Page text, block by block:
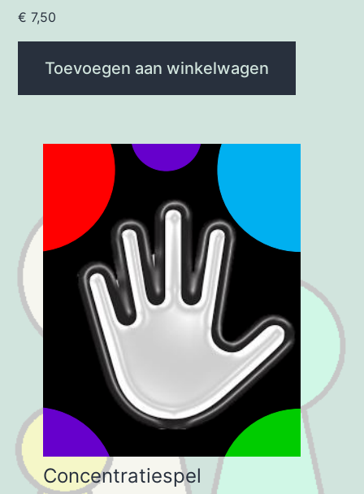
€ 7,50
Toevoegen aan winkelwagen
Concentratiespel